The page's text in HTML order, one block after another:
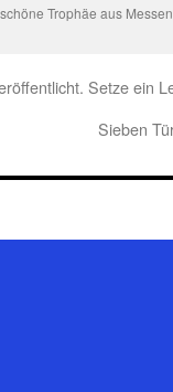
Trophäe aus
Setze ein
Sieben